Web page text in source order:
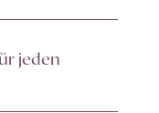
jeden